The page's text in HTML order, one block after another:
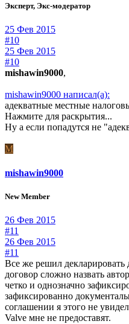
Эксперт, Экс-модератор
25 Фев 2015
#10
25 Фев 2015
#10
mishawin9000,
mishawin9000 написал(а):
адекватные местные
Нажмите для раскрытия...
Ну а если попадутся не
M
mishawin9000
New Member
26 Фев 2015
#11
26 Фев 2015
#11
Все же решил декларировать
договор сложно назвать
четко и однозначно
зафиксированно
соглашении я этого не
Valve мне не предоставят.